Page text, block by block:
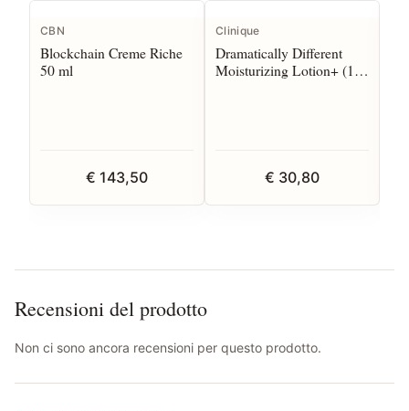
CBN
Blockchain Creme Riche
50 ml
€ 143,50
Clinique
Dramatically Different
Moisturizing Lotion+ (1-
€ 30,80
Recensioni del prodotto
Non ci sono ancora recensioni per questo prodotto.